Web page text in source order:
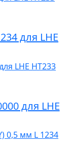
для LHE
для LHE